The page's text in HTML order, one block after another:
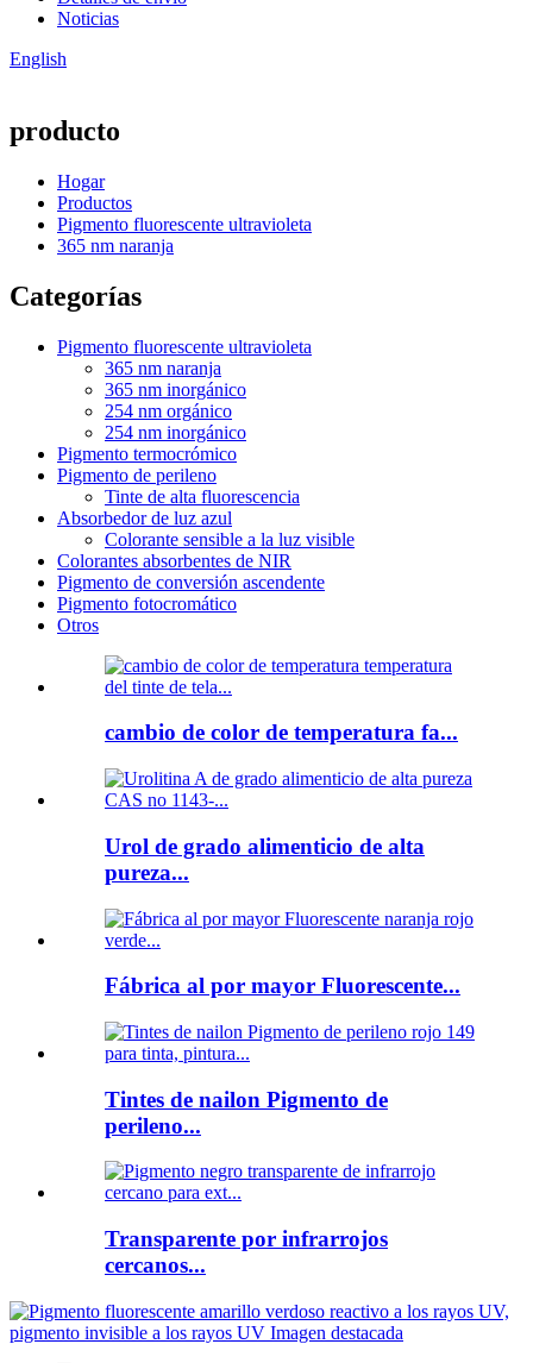
Noticias
English
producto
Hogar
Productos
Pigmento fluorescente ultravioleta
365 nm naranja
Categorías
Pigmento fluorescente ultravioleta
365 nm naranja
365 nm inorgánico
254 nm orgánico
254 nm inorgánico
Pigmento termocrómico
Pigmento de perileno
Tinte de alta fluorescencia
Absorbedor de luz azul
Colorante sensible a la luz visible
Colorantes absorbentes de NIR
Pigmento de conversión ascendente
Pigmento fotocromático
Otros
cambio de color de temperatura fa...
Urol de grado alimenticio de alta
pureza...
Fábrica al por mayor Fluorescente...
Tintes de nailon Pigmento de
perileno...
Transparente por infrarrojos
cercanos...